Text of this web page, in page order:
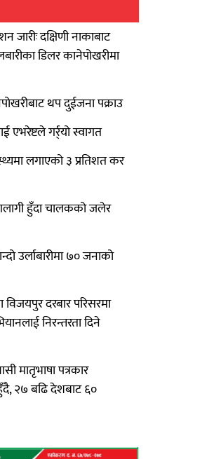
जारीः दक्षिणी नाकाबाट
डिलर कानेपोखरीमा
थप दुईजना पक्राउ
एभरेष्टले गर्र्यो स्वागत
लगाएको ३ प्रतिशत कर
हुँदा चालकको जलेर
उर्लाबारीमा ७० जनाको
विजयपुर दरबार परिसरमा
निरन्तरता दिने
मातृभाषा पत्रकार
२७ बढि देशबाट ६०